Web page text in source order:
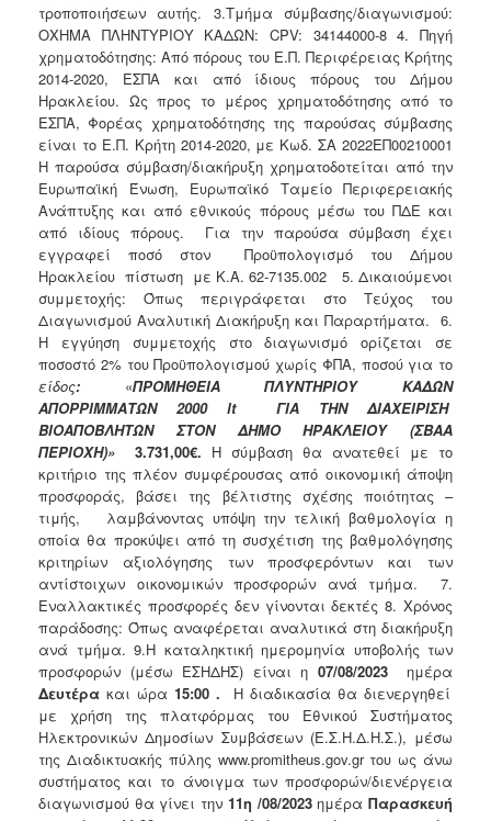
τροποποιήσεων αυτής. 3.Τμήμα σύμβασης/διαγωνισμού:
ΟΧΗΜΑ ΠΛΗΝΤΥΡΙΟΥ ΚΑΔΩΝ: CPV: 34144000-8 4. Πηγή
χρηματοδότησης: Από πόρους του Ε.Π. Περιφέρειας Κρήτης
2014-2020, ΕΣΠΑ και από ίδιους πόρους του Δήμου
Ηρακλείου. Ως προς το μέρος χρηματοδότησης από το
ΕΣΠΑ, Φορέας χρηματοδότησης της παρούσας σύμβασης
είναι το E.Π. Κρήτη 2014-2020, με Κωδ. ΣΑ 2022ΕΠ00210001
Η παρούσα σύμβαση/διακήρυξη χρηματοδοτείται από την
Ευρωπαϊκή Ένωση, Ευρωπαϊκό Ταμείο Περιφερειακής
Ανάπτυξης και από εθνικούς πόρους μέσω του ΠΔΕ και
από ιδίους πόρους. Για την παρούσα σύμβαση έχει
εγγραφεί ποσό στον Προϋπολογισμό του Δήμου
Ηρακλείου πίστωση με Κ.Α. 62-7135.002 5. Δικαιούμενοι
συμμετοχής: Όπως περιγράφεται στο Τεύχος του
Διαγωνισμού Αναλυτική Διακήρυξη και Παραρτήματα. 6.
Η εγγύηση συμμετοχής στο διαγωνισμό ορίζεται σε
ποσοστό 2% του Προϋπολογισμού χωρίς ΦΠΑ, ποσού για το
είδος: «ΠΡΟΜΗΘΕΙΑ ΠΛΥΝΤΗΡΙΟΥ ΚΑΔΩΝ
ΑΠΟΡΡΙΜΜΑΤΩΝ 2000 lt ΓΙΑ ΤΗΝ ΔΙΑΧΕΙΡΙΣΗ
ΒΙΟΑΠΟΒΛΗΤΩΝ ΣΤΟΝ ΔΗΜΟ ΗΡΑΚΛΕΙΟΥ (ΣΒΑΑ
ΠΕΡΙΟΧΗ)» 3.731,00€. Η σύμβαση θα ανατεθεί με το
κριτήριο της πλέον συμφέρουσας από οικονομική άποψη
προσφοράς, βάσει της βέλτιστης σχέσης ποιότητας –
τιμής, λαμβάνοντας υπόψη την τελική βαθμολογία η
οποία θα προκύψει από τη συσχέτιση της βαθμολόγησης
κριτηρίων αξιολόγησης των προσφερόντων και των
αντίστοιχων οικονομικών προσφορών ανά τμήμα. 7.
Εναλλακτικές προσφορές δεν γίνονται δεκτές 8. Χρόνος
παράδοσης: Όπως αναφέρεται αναλυτικά στη διακήρυξη
ανά τμήμα. 9.Η καταληκτική ημερομηνία υποβολής των
προσφορών (μέσω ΕΣΗΔΗΣ) είναι η 07/08/2023 ημέρα
Δευτέρα και ώρα 15:00 . Η διαδικασία θα διενεργηθεί
με χρήση της πλατφόρμας του Εθνικού Συστήματος
Ηλεκτρονικών Δημοσίων Συμβάσεων (Ε.Σ.Η.Δ.Η.Σ.), μέσω
της Διαδικτυακής πύλης www.promitheus.gov.gr του ως άνω
συστήματος και το άνοιγμα των προσφορών/διενέργεια
διαγωνισμού θα γίνει την 11η /08/2023 ημέρα Παρασκευή